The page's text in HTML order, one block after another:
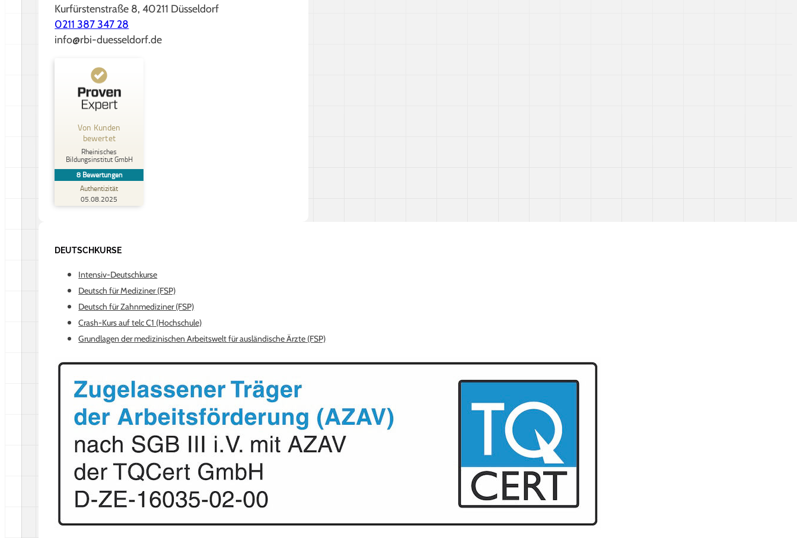
Kurfürstenstraße 8, 40211 Düsseldorf
0211 387 347 28
info@rbi-duesseldorf.de
Von Kunden
bewertet
Rheinisches
Bildungsinstitut GmbH
8 Bewertungen
Authentizität
05.08.2025
Kundenbewertungen und Erfahrungen zu
Rheinisches Bildungsinstitut GmbH
8
Profil ansehenDEUTSCHKURSE
Intensiv-Deutschkurse
Deutsch für Mediziner (FSP)
Deutsch für Zahnmediziner (FSP)
Crash-Kurs auf telc C1 (Hochschule)
Grundlagen der medizinischen Arbeitswelt für ausländische Ärzte (FSP)